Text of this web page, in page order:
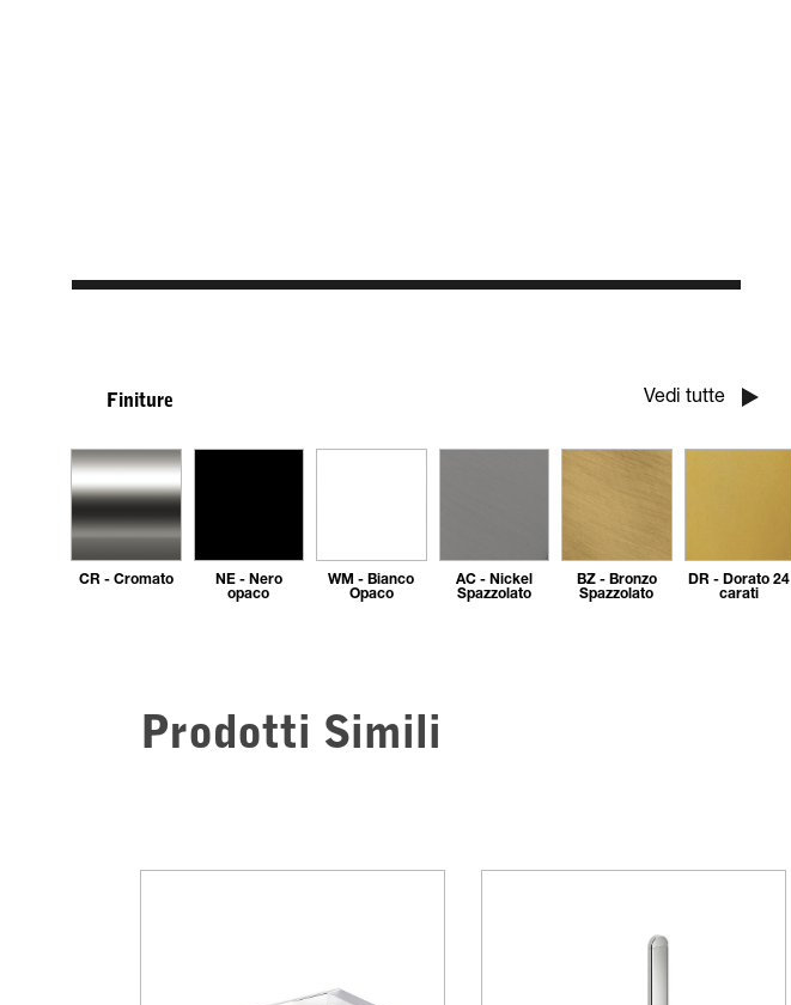
Finiture Vedi tutte
CR - Cromato
NE - Nero
opaco
WM - Bianco
Opaco
AC - Nickel
Spazzolato
BZ - Bronzo
Spazzolato
DR - Dorato 24
carati
Prodotti Simili